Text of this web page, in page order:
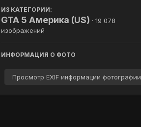
ИЗ КАТЕГОРИИ:
GTA 5 Америка (US) · 19 078
изображений
ИНФОРМАЦИЯ О ФОТО
Просмотр EXIF информации фотографии